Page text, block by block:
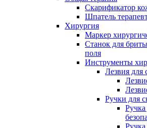
Скарификатор
Шпатель
Хирургия
Маркер
Станок для
поля
Инструменты
Лезвия для
Ручки для
Ручка
Ручка